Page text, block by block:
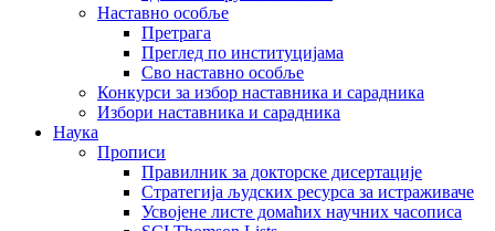
Наставно особље
Претрага
Преглед по институцијама
Сво наставно особље
Конкурси за избор наставника и сарадника
Избори наставника и сарадника
Наука
Прописи
Правилник за докторске дисертације
Стратегија људских ресурса за истраживаче
Усвојене листе домаћих научних часописа